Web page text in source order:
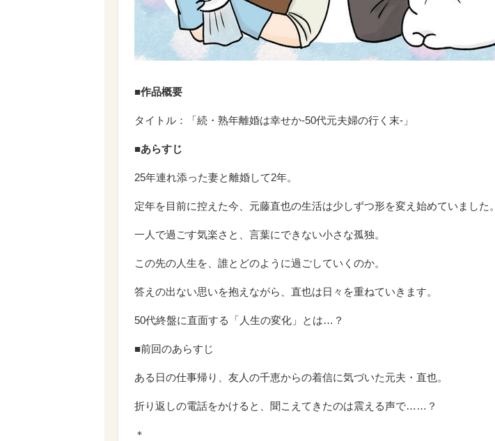
■作品概要
タイトル：「続・熟年離婚は幸せか-50代元夫婦の行く末-」
■あらすじ
25年連れ添った妻と離婚して2年。
定年を目前に控えた今、元藤直也の生活は少しずつ形を変え始めていました。
一人で過ごす気楽さと、言葉にできない小さな孤独。
この先の人生を、誰とどのように過ごしていくのか。
答えの出ない思いを抱えながら、直也は日々を重ねていきます。
50代終盤に直面する「人生の変化」とは…？
■前回のあらすじ
ある日の仕事帰り、友人の千恵からの着信に気づいた元夫・直也。
折り返しの電話をかけると、聞こえてきたのは震える声で……？
＊